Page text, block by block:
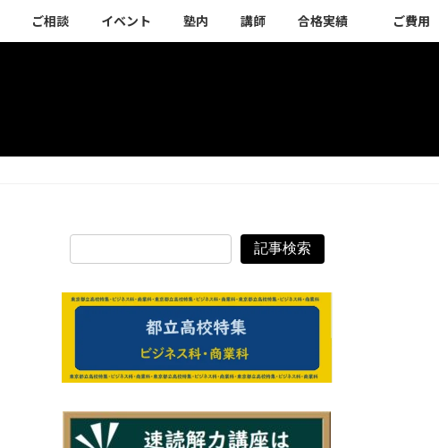
ご相談 イベント 塾内 講師 合格実績 ご費用
記事検索